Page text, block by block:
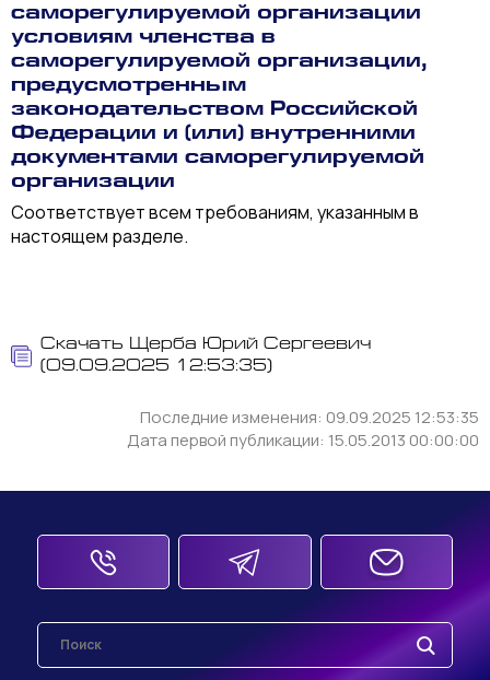
саморегулируемой организации
условиям членства в
саморегулируемой организации,
предусмотренным
законодательством Российской
Федерации и (или) внутренними
документами саморегулируемой
организации
Соответствует всем требованиям, указанным в
настоящем разделе.
Скачать Щерба Юрий Сергеевич
(09.09.2025 12:53:35)
Последние изменения: 09.09.2025 12:53:35
Дата первой публикации: 15.05.2013 00:00:00